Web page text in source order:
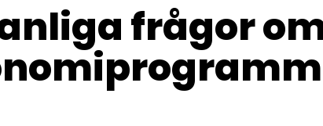
frågor